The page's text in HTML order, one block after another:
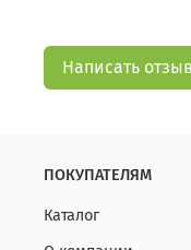
Написать отзыв
ПОКУПАТЕЛЯМ
Каталог